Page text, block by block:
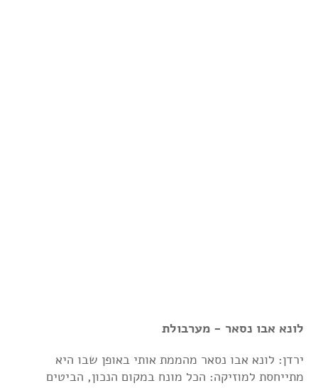
לונא אבו נסאר - מערבולת
ירדן: לונא אבו נסאר מהממת אותי באופן שבו היא
מתייחסת למוזיקה: הכל מונח במקום הנכון, הביטים